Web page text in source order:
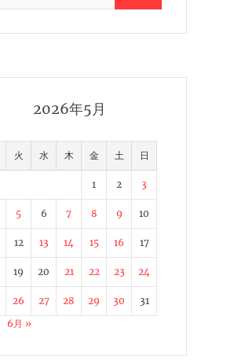
2026年5月
火 水 木 金 土 日
1 2 3
5 6 7 8 9 10
12 13 14 15 16 17
19 20 21 22 23 24
26 27 28 29 30
31
6月 »